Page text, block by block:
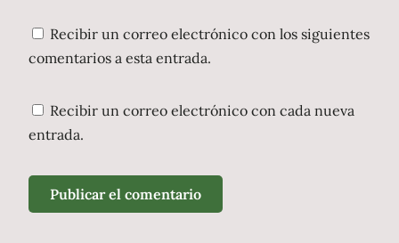
Recibir un correo electrónico con los siguientes
comentarios a esta entrada.
Recibir un correo electrónico con cada nueva
entrada.